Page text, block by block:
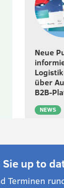
Neue
über
B2B-
NEWS
up to